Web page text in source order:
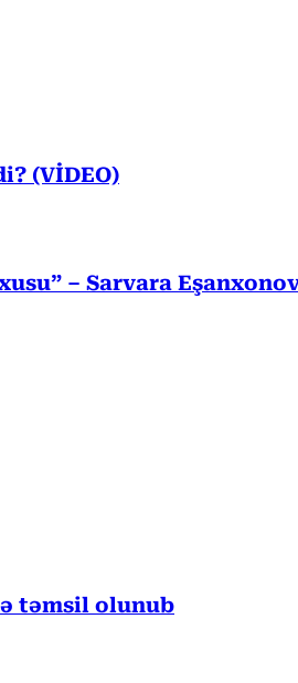
(VİDEO)
– Sarvara
təmsil olunub